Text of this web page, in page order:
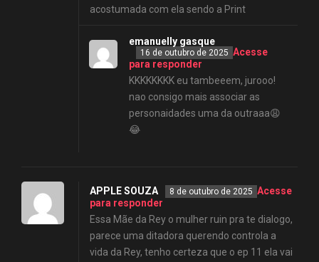
acostumada com ela sendo a Print
emanuelly gasque
16 de outubro de 2025 Acesse
para responder
KKKKKKKK eu tambeeem, jurooo!
nao consigo mais associar as
personaidades uma da outraaa😩
😂
APPLE SOUZA 8 de outubro de 2025 Acesse
para responder
Essa Mãe da Rey o mulher ruin pra te dialogo,
parece uma ditadora querendo controla a
vida da Rey, tenho certeza que o ep 11 ela vai